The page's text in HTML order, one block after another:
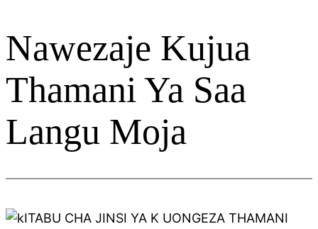
Nawezaje Kujua
Thamani Ya Saa
Langu Moja